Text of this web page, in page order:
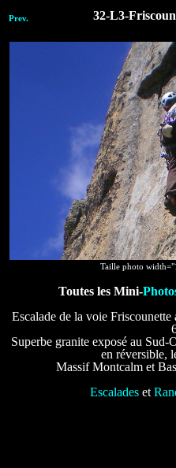
Prev. 32-L3-
Taille photo
Toutes les Mini-
Escalade de la voie
Superbe granite exposé au
en réversible,
Massif Montcalm et
Escaladeset